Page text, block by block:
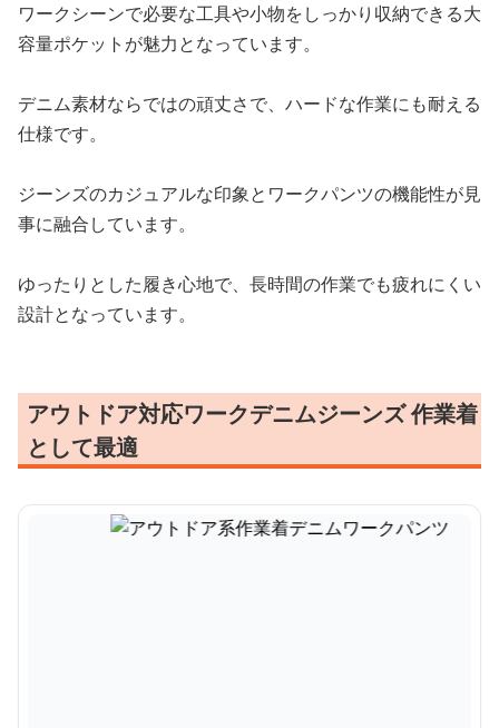
ワークシーンで必要な工具や小物をしっかり収納できる大
容量ポケットが魅力となっています。
デニム素材ならではの頑丈さで、ハードな作業にも耐える
仕様です。
ジーンズのカジュアルな印象とワークパンツの機能性が見
事に融合しています。
ゆったりとした履き心地で、長時間の作業でも疲れにくい
設計となっています。
アウトドア対応ワークデニムジーンズ 作業着
として最適